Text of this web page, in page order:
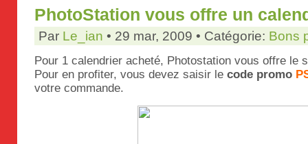
PhotoStation vous offre un
Par Le_ian • 29 mar, 2009 • Catégorie: Bons
Pour 1 calendrier acheté, Photostation vous offre le
Pour en profiter, vous devez saisir le code promo
votre commande.